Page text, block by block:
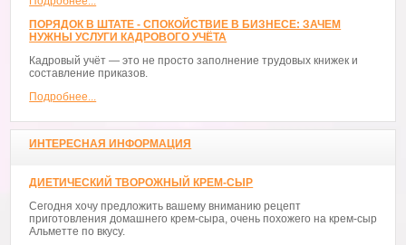
ПОРЯДОК В ШТАТЕ - СПОКОЙСТВИЕ В БИЗНЕСЕ: ЗАЧЕМ
НУЖНЫ УСЛУГИ КАДРОВОГО УЧЁТА
Кадровый учёт — это не просто заполнение трудовых книжек и
составление приказов.
Подробнее...
ИНТЕРЕСНАЯ ИНФОРМАЦИЯ
ДИЕТИЧЕСКИЙ ТВОРОЖНЫЙ КРЕМ-СЫР
Сегодня хочу предложить вашему вниманию рецепт
приготовления домашнего крем-сыра, очень похожего на крем-сыр
Альметте по вкусу.